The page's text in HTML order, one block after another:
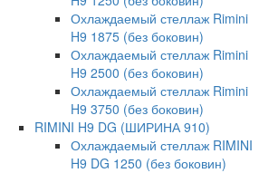
Охлаждаемый стеллаж Rimini
H9 1875 (без боковин)
Охлаждаемый стеллаж Rimini
H9 2500 (без боковин)
Охлаждаемый стеллаж Rimini
H9 3750 (без боковин)
RIMINI H9 DG (ШИРИНА 910)
Охлаждаемый стеллаж RIMINI
H9 DG 1250 (без боковин)